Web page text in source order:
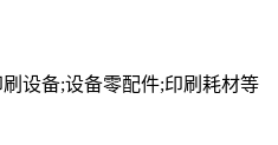
设备;设备零配件;印刷耗材等